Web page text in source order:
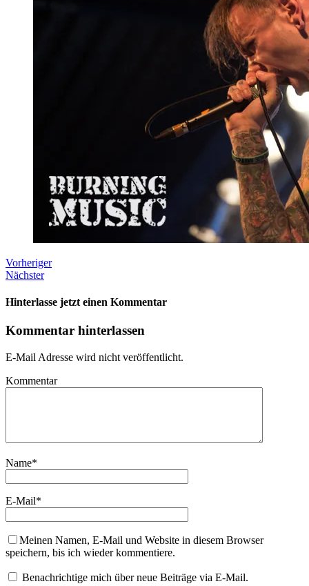
Vorheriger
Nächster
Hinterlasse jetzt einen Kommentar
Kommentar hinterlassen
E-Mail Adresse wird nicht veröffentlicht.
Kommentar
Name*
E-Mail*
Meinen Namen, E-Mail und Website in diesem Browser
speichern, bis ich wieder kommentiere.
Benachrichtige mich über neue Beiträge via E-Mail.